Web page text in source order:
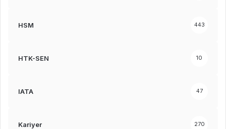
HSM 443
HTK-SEN 10
IATA 47
Kariyer 270